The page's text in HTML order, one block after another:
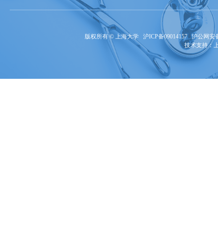
版权所有 © 上海大学 沪ICP备09014157 沪公网安
技术支持：